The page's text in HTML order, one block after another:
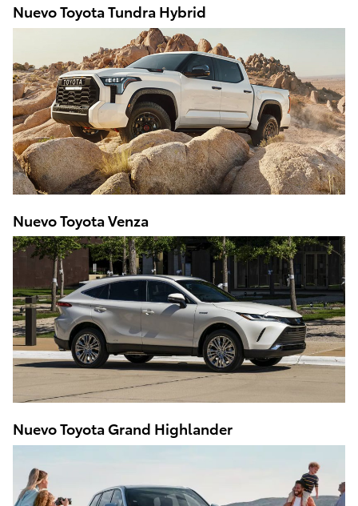
Nuevo Toyota Tundra Hybrid
Nuevo Toyota Venza
Nuevo Toyota Grand Highlander